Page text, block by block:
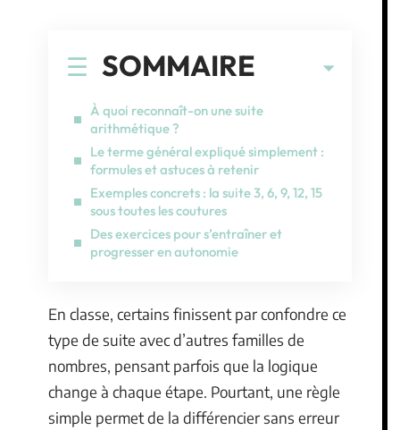
SOMMAIRE
À quoi reconnaît-on une suite
arithmétique ?
Le terme général expliqué simplement :
formules et astuces à retenir
Exemples concrets : la suite 3, 6, 9, 12, 15
sous toutes les coutures
Des exercices pour s’entraîner et
progresser en autonomie
En classe, certains finissent par confondre ce
type de suite avec d’autres familles de
nombres, pensant parfois que la logique
change à chaque étape. Pourtant, une règle
simple permet de la différencier sans erreur